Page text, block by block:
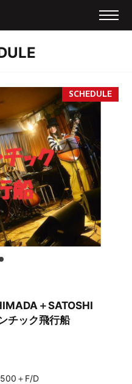
＋SATOSHI
チック飛行船
＋F/D